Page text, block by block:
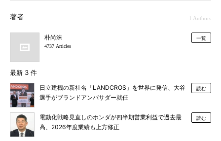
著者 1 Authors
朴尚洙
4737 Articles
一覧
最新 3 件
日立建機の新社名「LANDCROS」を世界に発信、大谷
選手がブランドアンバサダー就任
読む
電動化戦略見直しのホンダが四半期営業利益で過去最
高、2026年度業績も上方修正
読む